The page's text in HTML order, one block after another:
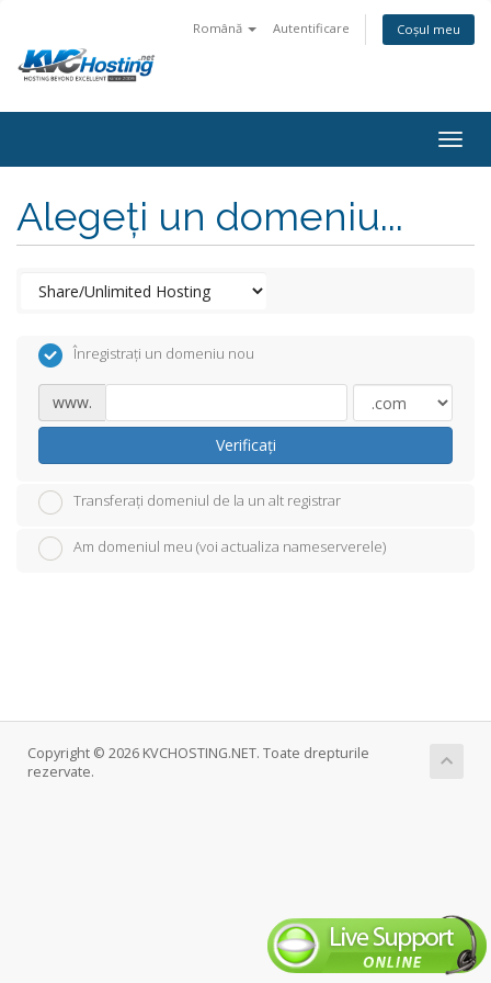
Română Autentificare Coșul meu
Alegeți un domeniu...
Înregistrați un domeniu nou
www.
Verificați
Transferați domeniul de la un alt registrar
Am domeniul meu (voi actualiza nameserverele)
Copyright © 2026 KVCHOSTING.NET. Toate drepturile
rezervate.